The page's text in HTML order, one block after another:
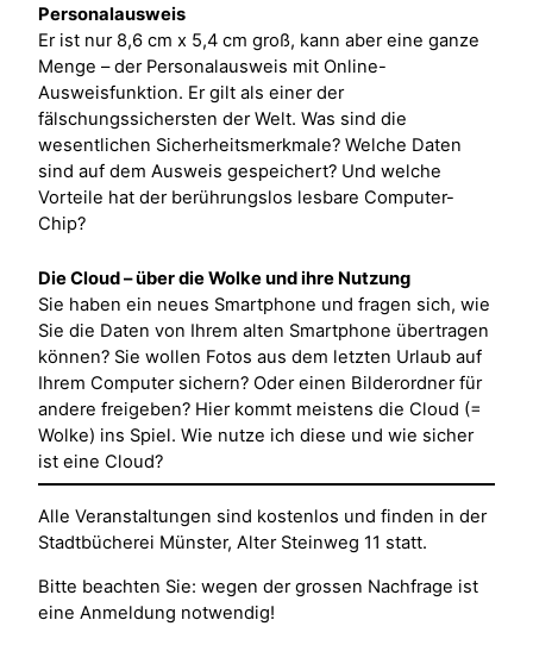
Personalausweis
Er ist nur 8,6 cm x 5,4 cm groß, kann aber eine ganze
Menge – der Personalausweis mit Online-
Ausweisfunktion. Er gilt als einer der
fälschungssichersten der Welt. Was sind die
wesentlichen Sicherheitsmerkmale? Welche Daten
sind auf dem Ausweis gespeichert? Und welche
Vorteile hat der berührungslos lesbare Computer-
Chip?
Die Cloud – über die Wolke und ihre Nutzung
Sie haben ein neues Smartphone und fragen sich, wie
Sie die Daten von Ihrem alten Smartphone übertragen
können? Sie wollen Fotos aus dem letzten Urlaub auf
Ihrem Computer sichern? Oder einen Bilderordner für
andere freigeben? Hier kommt meistens die Cloud (=
Wolke) ins Spiel. Wie nutze ich diese und wie sicher
ist eine Cloud?
Alle Veranstaltungen sind kostenlos und finden in der
Stadtbücherei Münster, Alter Steinweg 11 statt.
Bitte beachten Sie: wegen der grossen Nachfrage ist
eine Anmeldung notwendig!